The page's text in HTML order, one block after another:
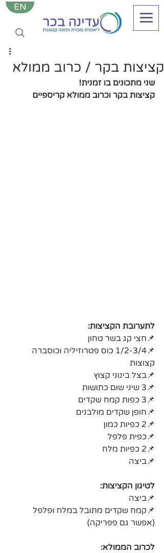
EN
קציצות בקר / כרוב ממולא
שני מתכונים בו זמנית!
קציצות בקר וכרוב ממולא קריספיים
לתערובת הקציצות:
📌חצי קג בשר טחון
📌1/2-3/4 כוס פטרוזיליה וכוסברה
קצוצות
📌בצל בינוני קצוץ
📌3 שיני שום כתושות
📌3 כפות קמח שקדים
📌חופן שקדים מולבנים
📌2 כפיות כמון
📌כפית פלפל
📌2 כפיות מלח
📌ביצה
לטיגון הקציצות:
📌ביצה
📌קמח שקדים מתובל במלח ופלפל
(אפשר גם פפריקה)
לכרוב הממולא: